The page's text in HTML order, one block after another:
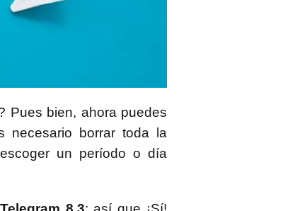
Pues bien, ahora puedes
necesario borrar toda la
un período o día